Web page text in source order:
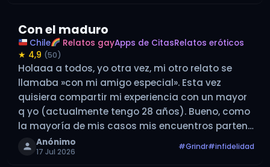
Con el maduro
Chile Relatos gayApps de CitasRelatos eróticos
★ 4,9 (50)
Holaaa a todos, yo otra vez, mi otro relato se
llamaba »con mi amigo especial». Esta vez
quisiera compartir mi experiencia con un mayor
q yo (actualmente tengo 28 años). Bueno, como
la mayoría de mis casos mis encuentros parten
con la app de la máscara jajaj. Estaba de día…
Anónimo
17 Jul 2026
#Grindr#infidelidad